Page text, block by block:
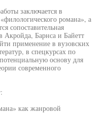
заключается в
романа», а
сопоставительная
Акройда, Барнса и Байетт
применение в вузовских
в спецкурсах по
основу для
современного
как жанровой